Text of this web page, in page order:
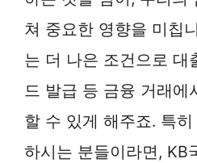
쳐 중요한 영향을 미칩
는 더 나은 조건으로 대
드 발급 등 금융 거래에
할 수 있게 해주죠. 특
하시는 분들이라면, KB